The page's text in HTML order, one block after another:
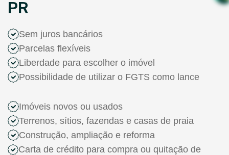
PR
Sem juros bancários
Parcelas flexíveis
Liberdade para escolher o imóvel
Possibilidade de utilizar o FGTS como lance
Imóveis novos ou usados
Terrenos, sítios, fazendas e casas de praia
Construção, ampliação e reforma
Carta de crédito para compra ou quitação de